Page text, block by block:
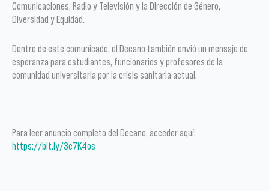
Comunicaciones, Radio y Televisión y la Dirección de Género,
Diversidad y Equidad.
Dentro de este comunicado, el Decano también envió un mensaje de
esperanza para estudiantes, funcionarios y profesores de la
comunidad universitaria por la crisis sanitaria actual.
Para leer anuncio completo del Decano, acceder aquí:
https://bit.ly/3c7K4os